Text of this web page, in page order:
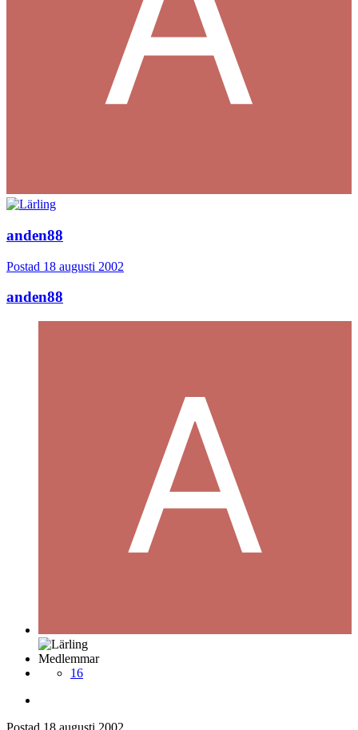
anden88
Postad 18 augusti 2002
anden88
Medlemmar
16
Postad 18 augusti 2002